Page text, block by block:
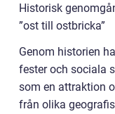
Historisk
”ost till ostbricka”
Genom historien
fester och sociala
som en attraktion
från olika